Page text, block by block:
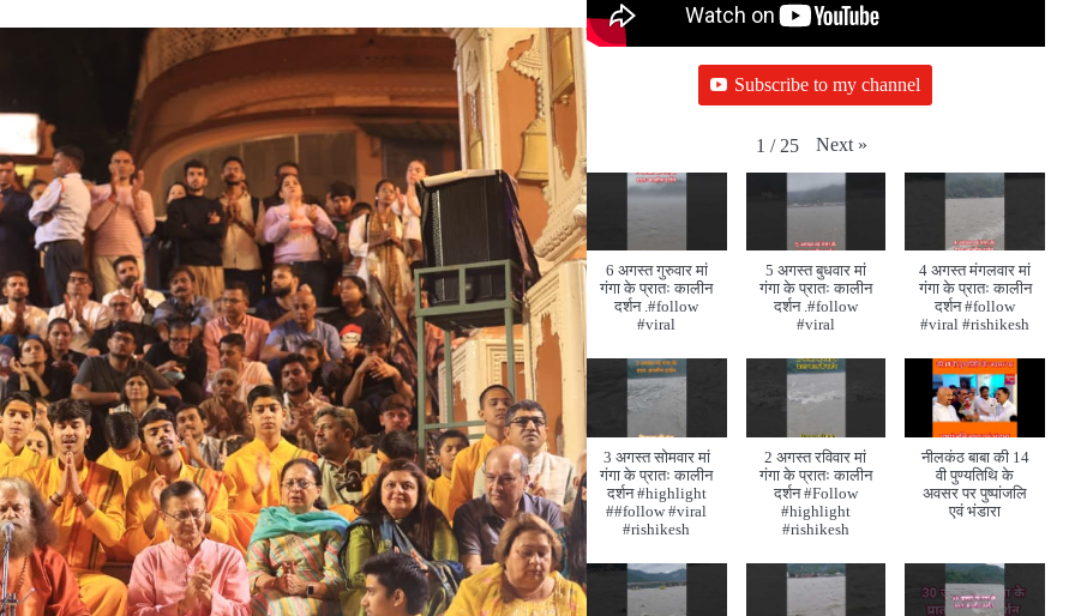
Subscribe to my channel
1 / 25 Next »
6 अगस्त गुरुवार मां
गंगा के प्रातः कालीन
दर्शन .#follow
#viral
5 अगस्त बुधवार मां
गंगा के प्रातः कालीन
दर्शन .#follow
#viral
4 अगस्त मंगलवार मां
गंगा के प्रातः कालीन
दर्शन #follow
#viral #rishikesh
3 अगस्त सोमवार मां
गंगा के प्रातः कालीन
दर्शन #highlight
##follow #viral
#rishikesh
2 अगस्त रविवार मां
गंगा के प्रातः कालीन
दर्शन #Follow
#highlight
#rishikesh
नीलकंठ बाबा की 14
वी पुण्यतिथि के
अवसर पर पुष्पांजलि
एवं भंडारा